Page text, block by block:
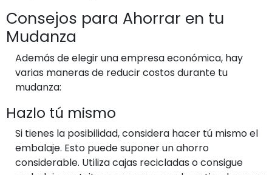
Consejos para Ahorrar en tu
Mudanza
Además de elegir una empresa económica, hay
varias maneras de reducir costos durante tu
mudanza:
Hazlo tú mismo
Si tienes la posibilidad, considera hacer tú mismo el
embalaje. Esto puede suponer un ahorro
considerable. Utiliza cajas recicladas o consigue